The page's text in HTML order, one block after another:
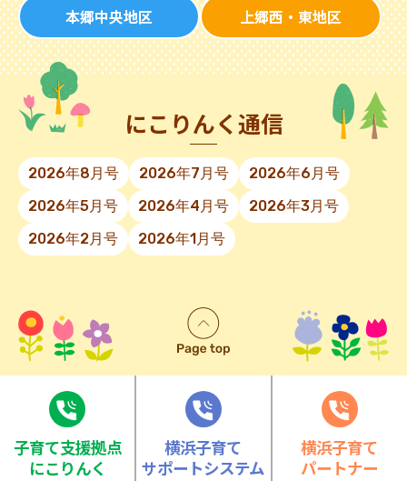
本郷中央地区 上郷西・東地区
にこりんく通信
2026年8月号 2026年7月号
2026年6月号
2026年5月号
2026年4月号
2026年3月号
2026年2月号
2026年1月号
⼦育て⽀援拠点
にこりんく
横浜子育て
サポートシステム
横浜子育て
パートナー